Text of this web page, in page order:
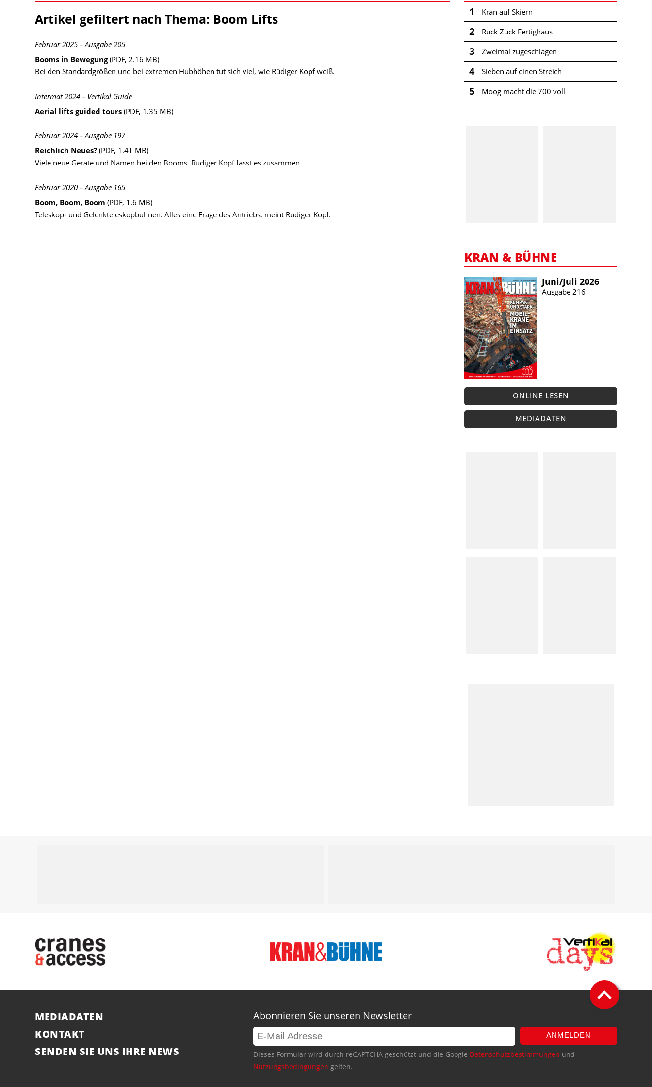
Artikel gefiltert nach Thema: Boom Lifts
Februar 2025 – Ausgabe 205
Booms in Bewegung(PDF, 2.16 MB)
Bei den Standardgrößen und bei extremen Hubhöhen tut sich viel, wie Rüdiger Kopf weiß.
Intermat 2024 – Vertikal Guide
Aerial lifts guided tours (PDF, 1.35 MB)
Februar 2024 – Ausgabe 197
Reichlich Neues? (PDF, 1.41 MB)
Viele neue Geräte und Namen bei den Booms. Rüdiger Kopf fasst es zusammen.
Februar 2020 – Ausgabe 165
Boom, Boom, Boom (PDF, 1.6 MB)
Teleskop- und Gelenkteleskopbühnen: Alles eine Frage des Antriebs, meint Rüdiger Kopf.
1 Kran auf Skiern
2 Ruck Zuck Fertighaus
3 Zweimal zugeschlagen
4 Sieben auf einen Streich
5 Moog macht die 700 voll
KRAN & BÜHNE
Juni/​Juli 2026
Ausgabe 216
ONLINE LESEN
MEDIADATEN
MEDIADATEN
KONTAKT
SENDEN SIE UNS IHRE NEWS
Abonnieren Sie unseren Newsletter
ANMELDEN
Dieses Formular wird durch reCAPTCHA geschützt und die Google Datenschutzbestimmungen und
Nutzungsbedingungen gelten.